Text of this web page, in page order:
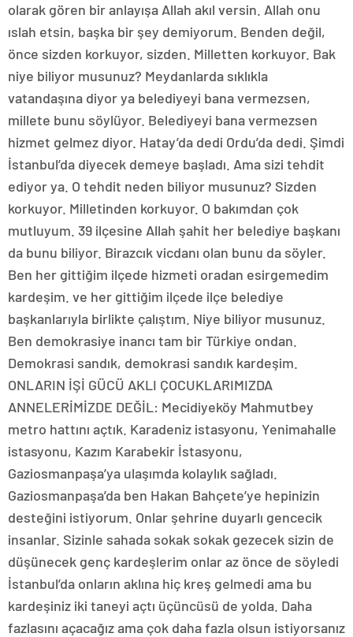
olarak gören bir anlayışa Allah akıl versin. Allah onu
ıslah etsin, başka bir şey demiyorum. Benden değil,
önce sizden korkuyor, sizden. Milletten korkuyor. Bak
niye biliyor musunuz? Meydanlarda sıklıkla
vatandaşına diyor ya belediyeyi bana vermezsen,
millete bunu söylüyor. Belediyeyi bana vermezsen
hizmet gelmez diyor. Hatay’da dedi Ordu’da dedi. Şimdi
İstanbul’da diyecek demeye başladı. Ama sizi tehdit
ediyor ya. O tehdit neden biliyor musunuz? Sizden
korkuyor. Milletinden korkuyor. O bakımdan çok
mutluyum. 39 ilçesine Allah şahit her belediye başkanı
da bunu biliyor. Birazcık vicdanı olan bunu da söyler.
Ben her gittiğim ilçede hizmeti oradan esirgemedim
kardeşim. ve her gittiğim ilçede ilçe belediye
başkanlarıyla birlikte çalıştım. Niye biliyor musunuz.
Ben demokrasiye inancı tam bir Türkiye ondan.
Demokrasi sandık, demokrasi sandık kardeşim.
ONLARIN İŞİ GÜCÜ AKLI ÇOCUKLARIMIZDA
ANNELERİMİZDE DEĞİL: Mecidiyeköy Mahmutbey
metro hattını açtık. Karadeniz istasyonu, Yenimahalle
istasyonu, Kazım Karabekir İstasyonu,
Gaziosmanpaşa’ya ulaşımda kolaylık sağladı.
Gaziosmanpaşa’da ben Hakan Bahçete’ye hepinizin
desteğini istiyorum. Onlar şehrine duyarlı gencecik
insanlar. Sizinle sahada sokak sokak gezecek sizin de
düşünecek genç kardeşlerim onlar az önce de söyledi
İstanbul’da onların aklına hiç kreş gelmedi ama bu
kardeşiniz iki taneyi açtı üçüncüsü de yolda. Daha
fazlasını açacağız ama çok daha fazla olsun istiyorsanız